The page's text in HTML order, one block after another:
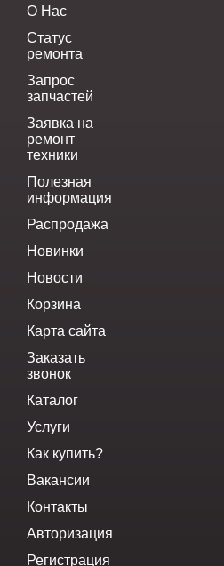
О Нас
Статус
ремонта
Запрос
запчастей
Заявка на
ремонт
техники
Полезная
информация
Распродажа
Новинки
Новости
Корзина
Карта сайта
Заказать
звонок
Каталог
Услуги
Как купить?
Вакансии
Контакты
Авторизация
Регистрация